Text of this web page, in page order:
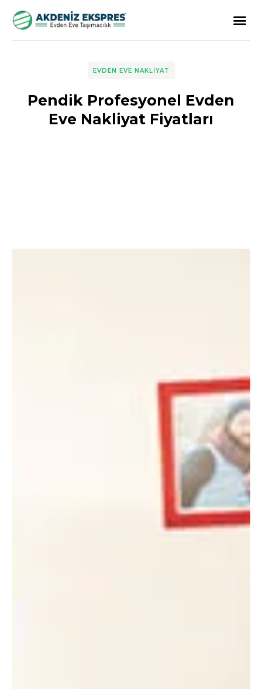
EVDEN EVE NAKLIYAT
Pendik Profesyonel Evden
Eve Nakliyat Fiyatları